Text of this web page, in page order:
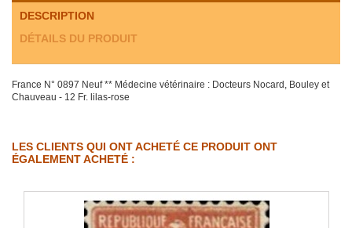
DESCRIPTION
DÉTAILS DU PRODUIT
France N° 0897 Neuf ** Médecine vétérinaire : Docteurs Nocard, Bouley et
Chauveau - 12 Fr. lilas-rose
LES CLIENTS QUI ONT ACHETÉ CE PRODUIT ONT
ÉGALEMENT ACHETÉ :